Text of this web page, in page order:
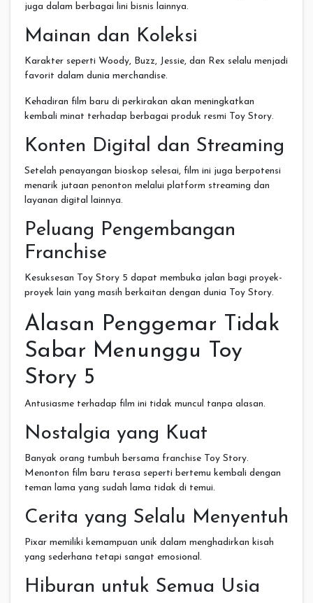
juga dalam berbagai lini bisnis lainnya.
Mainan dan Koleksi
Karakter seperti Woody, Buzz, Jessie, dan Rex selalu menjadi
favorit dalam dunia merchandise.
Kehadiran film baru di perkirakan akan meningkatkan
kembali minat terhadap berbagai produk resmi Toy Story.
Konten Digital dan Streaming
Setelah penayangan bioskop selesai, film ini juga berpotensi
menarik jutaan penonton melalui platform streaming dan
layanan digital lainnya.
Peluang Pengembangan
Franchise
Kesuksesan Toy Story 5 dapat membuka jalan bagi proyek-
proyek lain yang masih berkaitan dengan dunia Toy Story.
Alasan Penggemar Tidak
Sabar Menunggu Toy
Story 5
Antusiasme terhadap film ini tidak muncul tanpa alasan.
Nostalgia yang Kuat
Banyak orang tumbuh bersama franchise Toy Story.
Menonton film baru terasa seperti bertemu kembali dengan
teman lama yang sudah lama tidak di temui.
Cerita yang Selalu Menyentuh
Pixar memiliki kemampuan unik dalam menghadirkan kisah
yang sederhana tetapi sangat emosional.
Hiburan untuk Semua Usia